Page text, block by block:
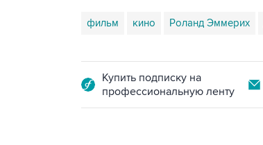
фильм кино Роланд Эммерих
Купить подписку на
профессиональную ленту